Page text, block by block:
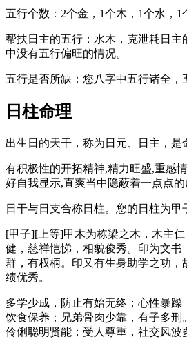
五行个数：2个金，1个木，1个水，1
帮扶日主的五行：水木，克泄耗日主
中没有五行偏旺的情况。
五行是否所缺：您八字中五行诸全，
日柱命理
出生日的天干，称为日元、日主，是
有积极性的开拓精神,精力旺盛,重感
好自我显示,直爽当中隐蔽着一点点的
日干与日支合称日柱。您的日柱为甲
[甲子][上等]甲木为栋梁之木，木主
健，慈祥恺悌，相貌俊秀。印为文书
群，有权柄。印又有生身助学之功，
绩优秀。
多学少成，防止有始无终；心性暴躁
饮食保养；兄弟骨肉少靠，有子多刑
伶俐聪明贤能；受人尊重，社交风波